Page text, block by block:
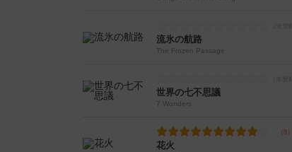
流氷の航路
The Frozen Passage
世界の七不思議
7 Wonders
花火